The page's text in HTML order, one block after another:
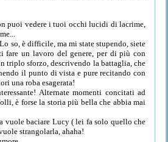
puoi vedere i tuoi occhi lucidi di lacrime,
so, è difficile, ma mi state stupendo, siete
un lavoro del genere, per di più con
triplo sforzo, descrivendo la battaglia, che
il punto di vista e pure recitando con
una roba esagerata!
Alternate momenti concitati ad
è forse la storia più bella che abbia mai
vuole baciare Lucy ( lei fa solo quello che
strangolarla, ahaha!